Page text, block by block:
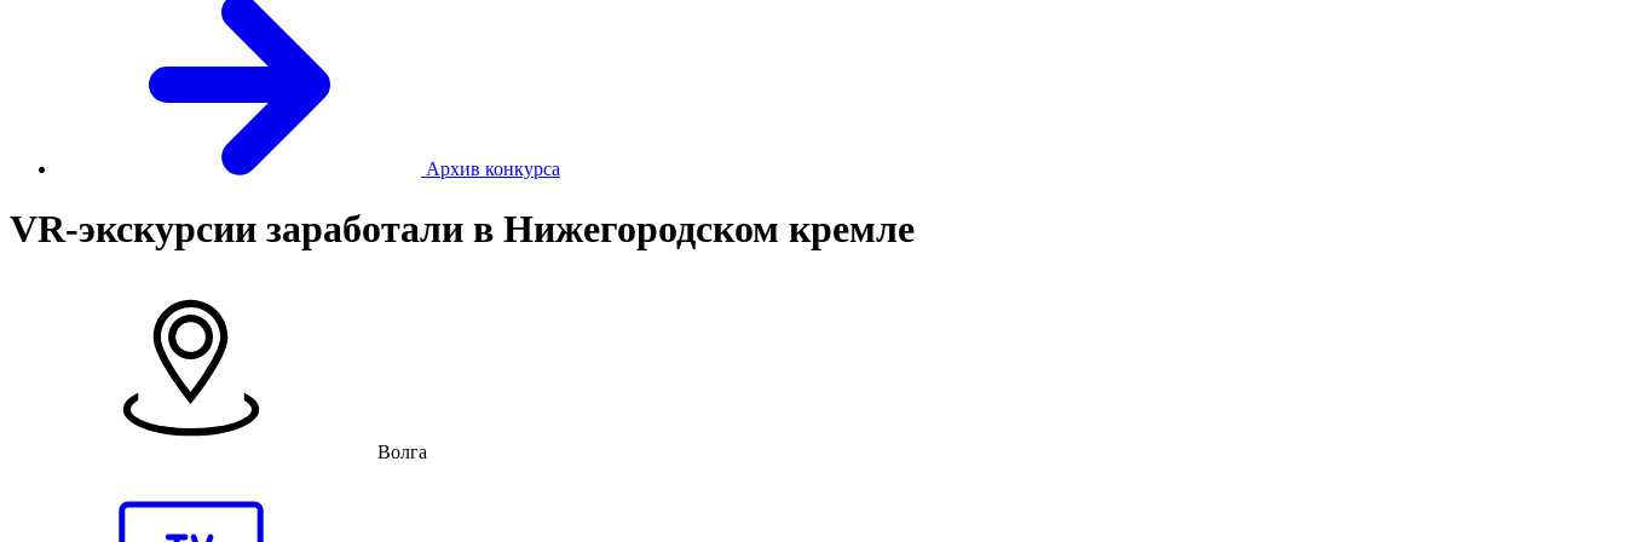
Архив конкурса
VR-экскурсии заработали в Нижегородском кремле
Волга